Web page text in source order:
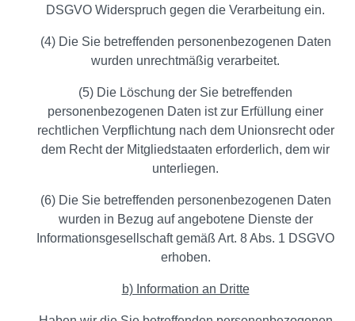
DSGVO Widerspruch gegen die Verarbeitung ein.
(4) Die Sie betreffenden personenbezogenen Daten
wurden unrechtmäßig verarbeitet.
(5) Die Löschung der Sie betreffenden
personenbezogenen Daten ist zur Erfüllung einer
rechtlichen Verpflichtung nach dem Unionsrecht oder
dem Recht der Mitgliedstaaten erforderlich, dem wir
unterliegen.
(6) Die Sie betreffenden personenbezogenen Daten
wurden in Bezug auf angebotene Dienste der
Informationsgesellschaft gemäß Art. 8 Abs. 1 DSGVO
erhoben.
b) Information an Dritte